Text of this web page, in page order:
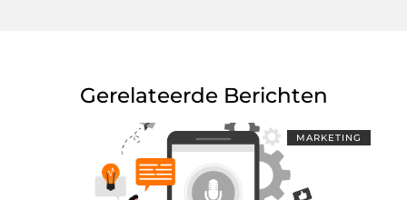
Gerelateerde Berichten
MARKETING